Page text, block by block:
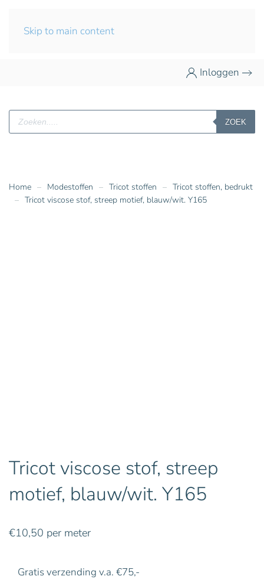
Skip to main content
Inloggen
Producten
zoeken
ZOEK
Home Modestoffen Tricot stoffen
Tricot stoffen, bedrukt
Tricot viscose stof, streep motief, blauw/wit. Y165
Tricot viscose stof, streep
motief, blauw/wit. Y165
€10,50 per meter
Gratis verzending v.a. €75,-